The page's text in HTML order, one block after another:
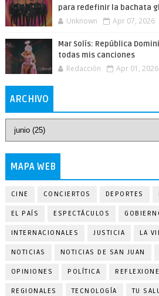
para redefinir la bachata
Unknown Apr 07, 2026
Mar Solís: República
todas mis canciones
Redacción Apr 01, 2026
ARCHIVO
MAPA WEB
CINE CONCIERTOS DEPORTES
EL PAÍS ESPECTÁCULOS
INTERNACIONALES JUSTICIA LA
NOTICIAS NOTICIAS DE SAN JUAN
OPINIONES POLÍTICA
REGIONALES TECNOLOGÍA TU